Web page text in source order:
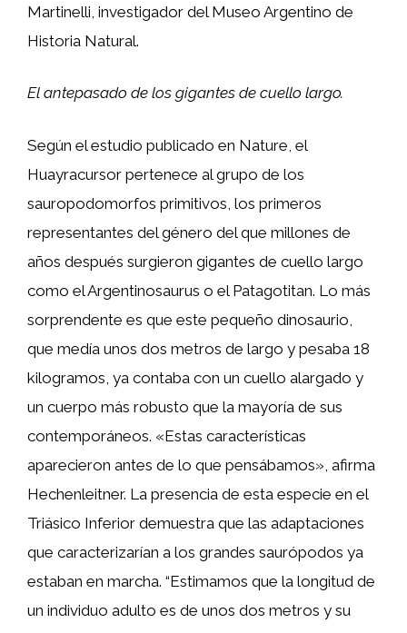
Martinelli, investigador del Museo Argentino de
Historia Natural.
El antepasado de los gigantes de cuello largo.
Según el estudio publicado en Nature, el
Huayracursor pertenece al grupo de los
sauropodomorfos primitivos, los primeros
representantes del género del que millones de
años después surgieron gigantes de cuello largo
como el Argentinosaurus o el Patagotitan. Lo más
sorprendente es que este pequeño dinosaurio,
que medía unos dos metros de largo y pesaba 18
kilogramos, ya contaba con un cuello alargado y
un cuerpo más robusto que la mayoría de sus
contemporáneos. «Estas características
aparecieron antes de lo que pensábamos», afirma
Hechenleitner. La presencia de esta especie en el
Triásico Inferior demuestra que las adaptaciones
que caracterizarían a los grandes saurópodos ya
estaban en marcha. “Estimamos que la longitud de
un individuo adulto es de unos dos metros y su